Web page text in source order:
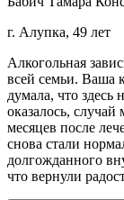
г. Алупка, 49 лет
Алкогольная
всей семьи. Ваша
думала, что
оказалось,
месяцев после
снова стали
долгожданного
что вернули